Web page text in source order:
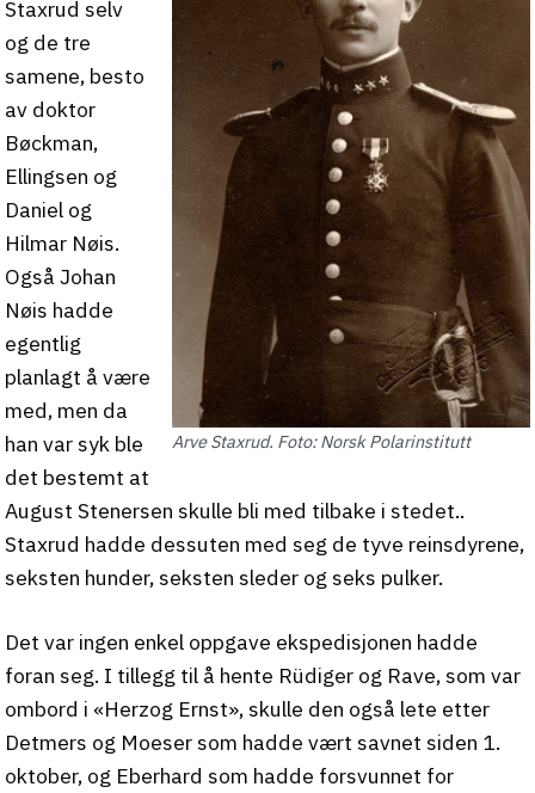
Arve Staxrud. Foto: Norsk Polarinstitutt
Staxrud selv
og de tre
samene, besto
av doktor
Bøckman,
Ellingsen og
Daniel og
Hilmar Nøis.
Også Johan
Nøis hadde
egentlig
planlagt å være
med, men da
han var syk ble
det bestemt at
August Stenersen skulle bli med tilbake i stedet..
Staxrud hadde dessuten med seg de tyve reinsdyrene,
seksten hunder, seksten sleder og seks pulker.
Det var ingen enkel oppgave ekspedisjonen hadde
foran seg. I tillegg til å hente Rüdiger og Rave, som var
ombord i «Herzog Ernst», skulle den også lete etter
Detmers og Moeser som hadde vært savnet siden 1.
oktober, og Eberhard som hadde forsvunnet for